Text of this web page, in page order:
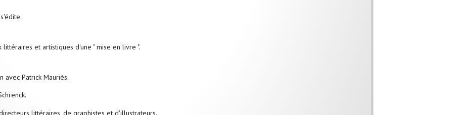
littéraires et artistiques d'une " mise en livre ".
avec Patrick Mauriès.
littéraires, de graphistes et d'illustrateurs.